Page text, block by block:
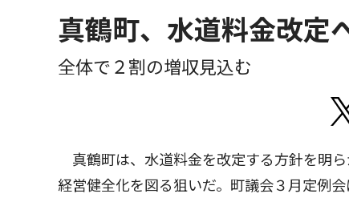
真鶴町、水道料金改定
全体で２割の増収見込む
真鶴町は、水道料金を改定する方針を明
経営健全化を図る狙いだ。町議会３月定例